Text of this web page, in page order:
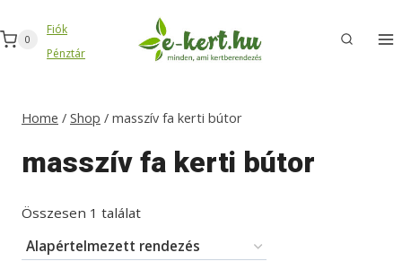
to
content
0
Fiók
Pénztár
Home / Shop / masszív fa kerti bútor
masszív fa kerti bútor
Összesen 1 találat